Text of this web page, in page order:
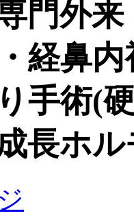
門外来
経鼻
手術(
長ホ